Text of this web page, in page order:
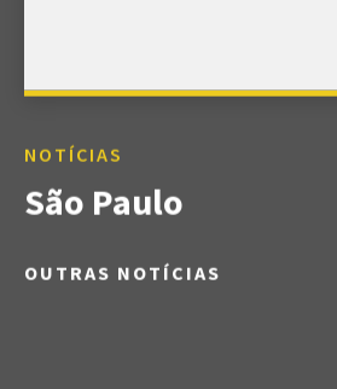
NOTÍCIAS
São Paulo
OUTRAS NOTÍCIAS